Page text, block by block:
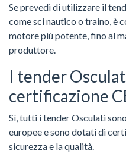
Se prevedi di utilizzare il
come sci nautico o traino, è
motore più potente, fino al
produttore.
I tender
certificazione
Sì, tutti i tender Osculati
europee e sono dotati di
sicurezza e la qualità.